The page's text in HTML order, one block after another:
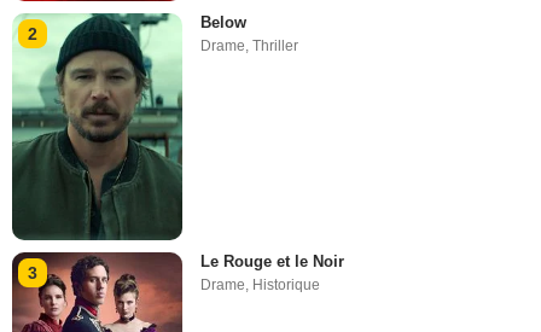
2
Below
Drame,Thriller
3
Le Rouge et le Noir
Drame, Historique